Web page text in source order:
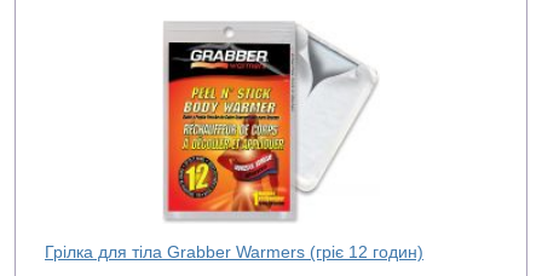
Грілка для тіла Grabber Warmers (гріє 12 годин)